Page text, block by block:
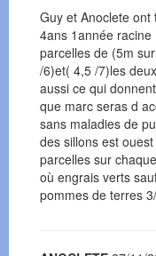
Guy et Anoclete
4ans 1année
parcelles de (5m
/6)et( 4,5 /7)les
aussi ce qui
que marc seras d
sans maladies de
des sillons est
parcelles sur
où engrais verts
pommes de terres